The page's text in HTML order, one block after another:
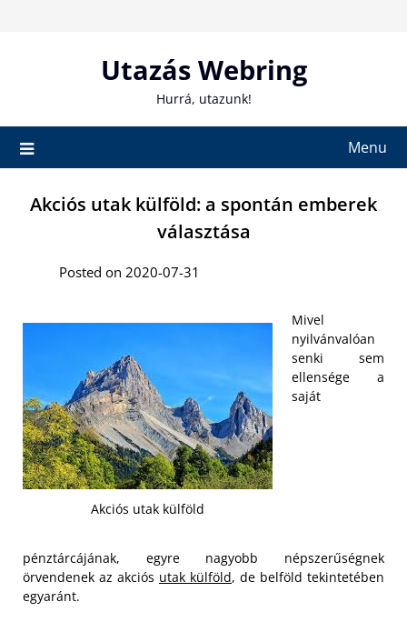
Utazás Webring
Hurrá, utazunk!
Menu
Akciós utak külföld: a spontán emberek
választása
Posted on 2020-07-31
Akciós utak külföld
Mivel
nyilvánvalóan
senki sem
ellensége a
saját
pénztárcájának, egyre nagyobb népszerűségnek
örvendenek az akciós utak külföld, de belföld tekintetében
egyaránt.